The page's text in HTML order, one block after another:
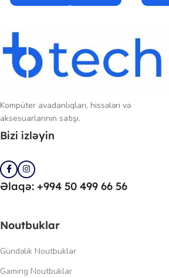
Kompüter avadanlıqları, hissələri və
aksesuarlarının satışı.
Bizi izləyin
Əlaqə: +994 50 499 66 56
Noutbuklar
Gündəlik Noutbuklar
Gaming Noutbuklar